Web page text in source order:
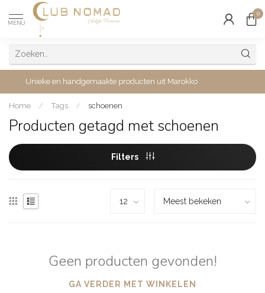
MENU
0
Unieke en handgemaakte producten uit Marokko
Home / Tags / schoenen
Producten getagd met schoenen
Filters
Geen producten gevonden!
GA VERDER MET WINKELEN